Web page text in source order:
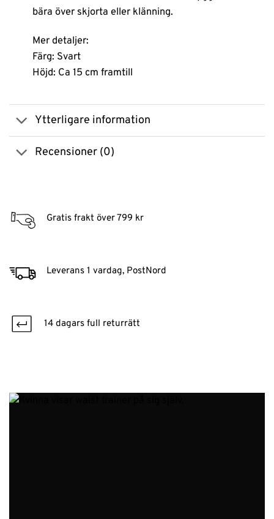
bära över skjorta eller klänning.
Mer detaljer:
Färg: Svart
Höjd: Ca 15 cm framtill
Ytterligare information
Recensioner (0)
Gratis frakt över 799 kr
Leverans 1 vardag, PostNord
14 dagars full returrätt